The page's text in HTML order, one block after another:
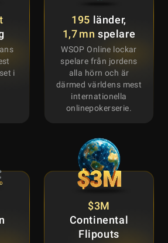
i
195 länder,
1,7 mn spelare
WSOP Online lockar
spelare från jordens
alla hörn och är
därmed världens mest
internationella
onlinepokerserie.
$3M
Continental
Flipouts